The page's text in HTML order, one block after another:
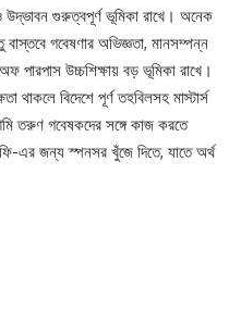
গুরুত্বপূর্ণ ভূমিকা রাখে। অনেক
বাস্তবে গবেষণার অভিজ্ঞতা, মানসম্পন্ন
পারপাস উচ্চশিক্ষায় বড় ভূমিকা রাখে।
বিদেশে পূর্ণ তহবিলসহ মাস্টার্স
তরুণ গবেষকদের সঙ্গে কাজ করতে
ফি-এর জন্য স্পনসর খুঁজে দিতে, যাতে অর্থ